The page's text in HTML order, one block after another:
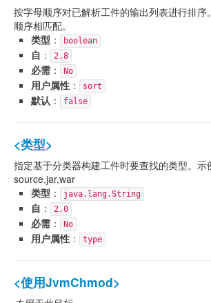
按字母顺序对已解析工件的输出列表进行排序
顺序相匹配。
类型 ： boolean
自 ： 2.8
必需 ： No
用户属性 ： sort
默认 ： false
<类型>
指定基于分类器构建工件时要查找的类型。示
source,jar,war
类型 ： java.lang.String
自 ： 2.0
必需 ： No
用户属性 ： type
<使用JvmChmod>